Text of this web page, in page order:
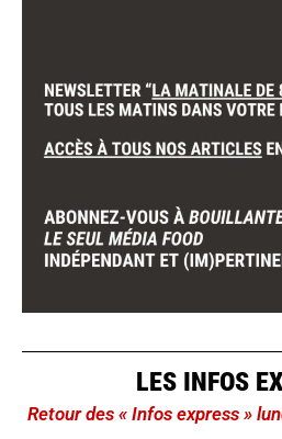
LES INFOS
Retour des « Infos express »